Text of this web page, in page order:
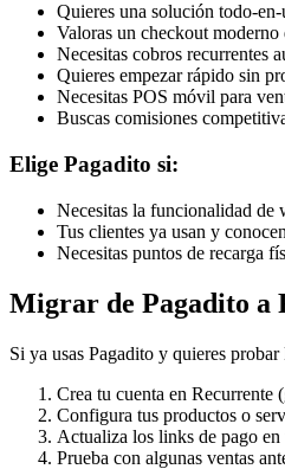
Quieres una solución todo-
Valoras un checkout moderno
Necesitas cobros recurrentes
Quieres empezar rápido sin
Necesitas POS móvil para
Buscas comisiones
Elige Pagadito si:
Necesitas la funcionalidad de
Tus clientes ya usan y
Necesitas puntos de recarga
Migrar de Pagadito a
Si ya usas Pagadito y quieres
Crea tu cuenta en Recurrente
Configura tus productos o
Actualiza los links de pago en
Prueba con algunas ventas